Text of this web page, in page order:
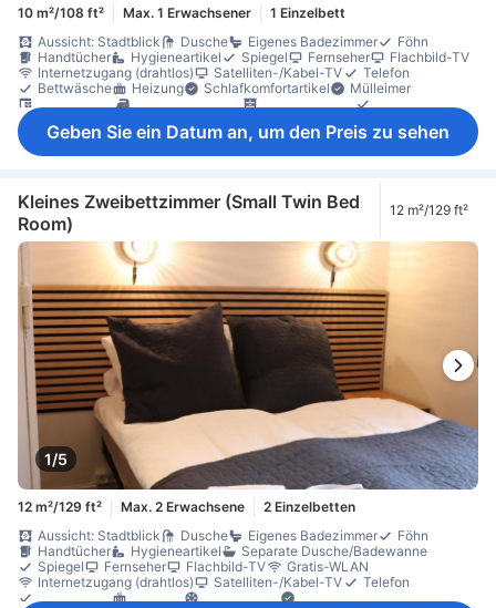
10 m²/108 ft² Max. 1 Erwachsener
1 Einzelbett
Aussicht: Stadtblick
Dusche Eigenes Badezimmer
Föhn
Handtücher
Hygieneartikel Spiegel Fernseher
Flachbild-TV
Internetzugang (drahtlos)
Satelliten-/Kabel-TV
Telefon
Bettwäsche
Heizung Schlafkomfortartikel
Mülleimer
Schreibtisch
Bügelmöglichkeit Kleiderschrank
Wäscheständer
Geben Sie ein Datum an, um den Preis zu sehen
Kleines Zweibettzimmer (Small Twin Bed
Room)
12 m²/129 ft²
1/5
12 m²/129 ft² Max. 2 Erwachsene
2 Einzelbetten
Aussicht: Stadtblick
Dusche Eigenes Badezimmer
Föhn
Handtücher
Hygieneartikel
Separate Dusche/Badewanne
Spiegel
Fernseher Flachbild-TV
Gratis-WLAN
Internetzugang (drahtlos)
Satelliten-/Kabel-TV
Telefon
Bettwäsche
Heizung Klimaanlage
Schlafkomfortartikel